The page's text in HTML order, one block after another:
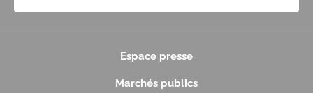
Espace presse
Marchés publics